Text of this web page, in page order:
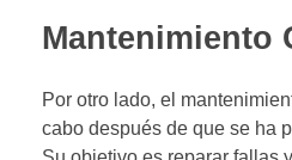
Mantenimiento
Por otro lado, el
cabo después de que se ha